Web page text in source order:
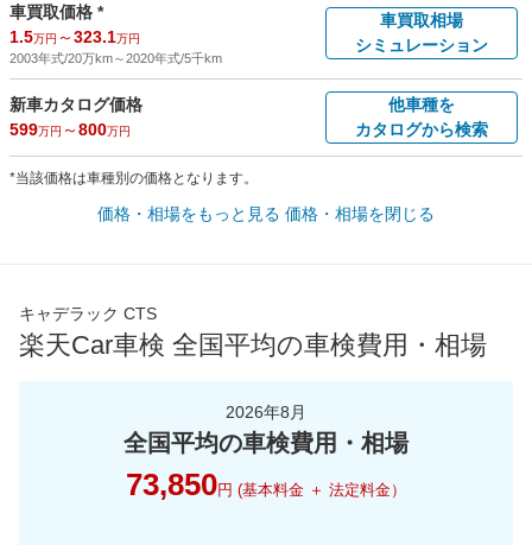
車買取価格 *
1.5万円 ～323.1万円
2003年式/20万km～2020年式/5千km
車買取相場
シミュレーション
新車カタログ価格
599万円 ～800万円
他車種を
カタログから検索
*当該価格は車種別の価格となります。
価格・相場をもっと見る 価格・相場を閉じる
キャデラック CTS
楽天Car車検 全国平均の車検費用・相場
2026年8月
全国平均の車検費用・相場
73,850円 (基本料金 ＋ 法定料金）